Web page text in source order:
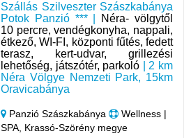
Szállás Szilveszter Szászkabánya
Potok Panzió *** |
Néra- völgytől
10 percre, vendégkonyha, nappali,
étkező, WI-FI, központi fűtés, fedett
terasz, kert-udvar, grillezési
lehetőség, játszótér, parkoló | 2 km
Néra Völgye Nemzeti Park, 15km
Oravicabánya
Panzió Szászkabánya
Wellness |
SPA, Krassó-Szörény megye